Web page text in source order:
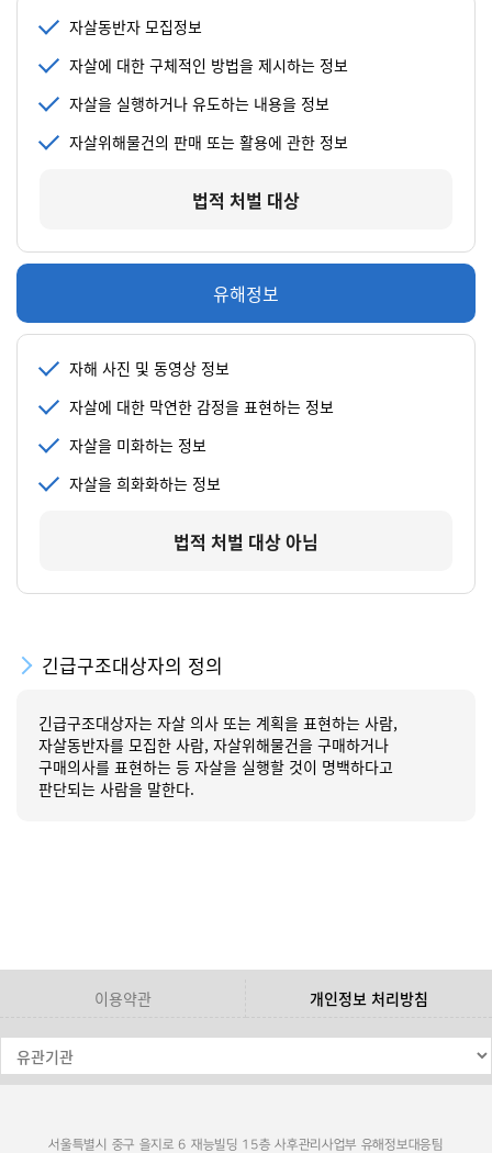
자살동반자 모집정보
자살에 대한 구체적인 방법을 제시하는 정보
자살을 실행하거나 유도하는 내용을 정보
자살위해물건의 판매 또는 활용에 관한 정보
법적 처벌 대상
유해정보
자해 사진 및 동영상 정보
자살에 대한 막연한 감정을 표현하는 정보
자살을 미화하는 정보
자살을 희화화하는 정보
법적 처벌 대상 아님
긴급구조대상자의 정의
긴급구조대상자는 자살 의사 또는 계획을 표현하는 사람,
자살동반자를 모집한 사람, 자살위해물건을 구매하거나
구매의사를 표현하는 등 자살을 실행할 것이 명백하다고
판단되는 사람을 말한다.
이용약관 개인정보 처리방침
서울특별시 중구 을지로 6 재능빌딩 15층 사후관리사업부 유해정보대응팀